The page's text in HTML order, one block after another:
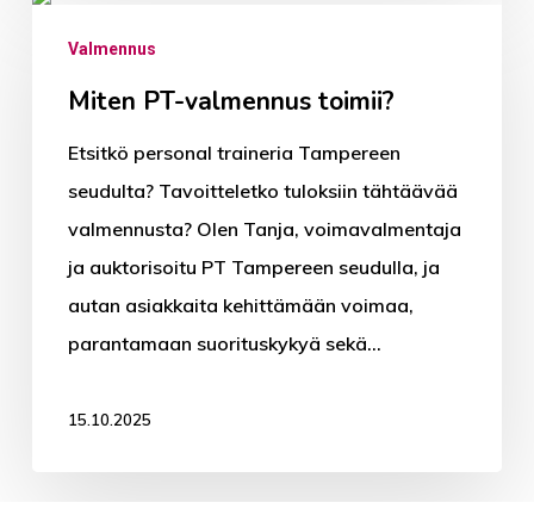
Valmennus
Miten PT-valmennus toimii?
Etsitkö personal traineria Tampereen
seudulta? Tavoitteletko tuloksiin tähtäävää
valmennusta? Olen Tanja, voimavalmentaja
ja auktorisoitu PT Tampereen seudulla, ja
autan asiakkaita kehittämään voimaa,
parantamaan suorituskykyä sekä…
15.10.2025
PT-valmennus
Voimavalmennus
Etävalmennus
Ravintovalmennus
TYKY-TYHY